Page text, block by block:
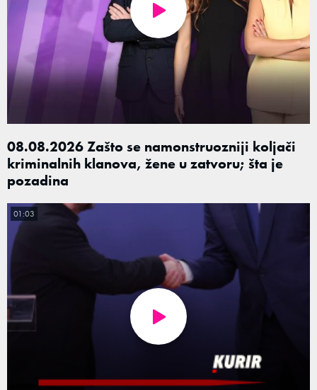
08.08.2026 Zašto se namonstruozniji koljači
kriminalnih klanova, žene u zatvoru; šta je
pozadina
01:03